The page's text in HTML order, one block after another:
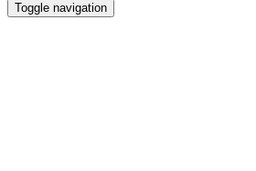
Toggle navigation